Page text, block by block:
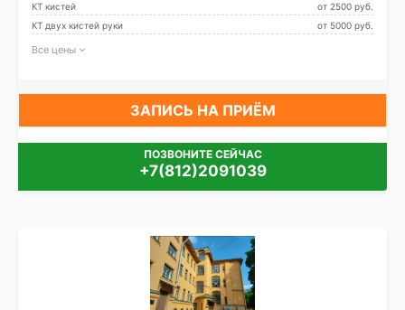
КТ кистей
от 2500 pуб.
КТ двух кистей руки
от 5000 pуб.
Все цены
ЗАПИСЬ НА ПРИЁМ
ПОЗВОНИТЕ СЕЙЧАС
+7(812)2091039